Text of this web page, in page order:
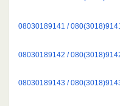
08030189141 /
08030189142 /
08030189143 /